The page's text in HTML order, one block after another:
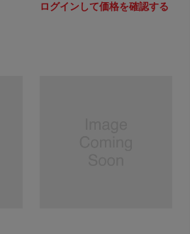
ログインして価格を確認する